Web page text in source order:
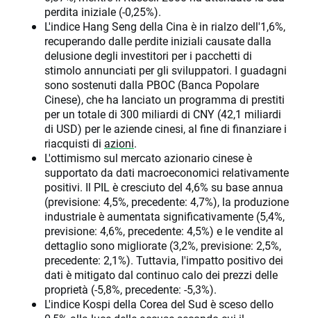
perdita iniziale (-0,25%).
L'indice Hang Seng della Cina è in rialzo dell'1,6%,
recuperando dalle perdite iniziali causate dalla
delusione degli investitori per i pacchetti di
stimolo annunciati per gli sviluppatori. I guadagni
sono sostenuti dalla PBOC (Banca Popolare
Cinese), che ha lanciato un programma di prestiti
per un totale di 300 miliardi di CNY (42,1 miliardi
di USD) per le aziende cinesi, al fine di finanziare i
riacquisti di azioni.
L'ottimismo sul mercato azionario cinese è
supportato da dati macroeconomici relativamente
positivi. Il PIL è cresciuto del 4,6% su base annua
(previsione: 4,5%, precedente: 4,7%), la produzione
industriale è aumentata significativamente (5,4%,
previsione: 4,6%, precedente: 4,5%) e le vendite al
dettaglio sono migliorate (3,2%, previsione: 2,5%,
precedente: 2,1%). Tuttavia, l'impatto positivo dei
dati è mitigato dal continuo calo dei prezzi delle
proprietà (-5,8%, precedente: -5,3%).
L'indice Kospi della Corea del Sud è sceso dello